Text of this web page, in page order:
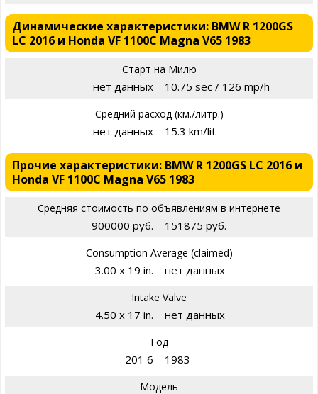
Динамические характеристики: BMW R 1200GS
LC 2016 и Honda VF 1100C Magna V65 1983
Старт на Милю
нет данных 10.75 sec / 126 mp/h
Средний расход (км./литр.)
нет данных 15.3 km/lit
Прочие характеристики: BMW R 1200GS LC 2016 и
Honda VF 1100C Magna V65 1983
Средняя стоимость по объявлениям в интернете
900000 руб. 151875 руб.
Consumption Average (claimed)
3.00 x 19 in. нет данных
Intake Valve
4.50 x 17 in. нет данных
Год
201 6 1983
Модель